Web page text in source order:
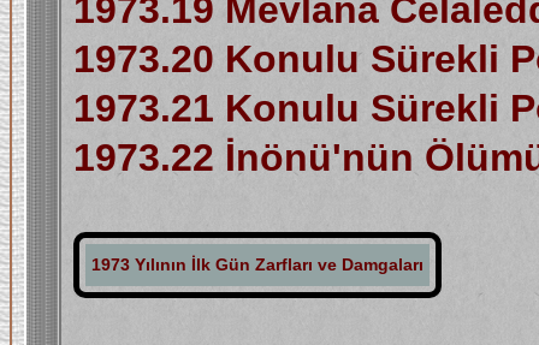
1973.19 Mevlana
1973.20 Konulu Sürekli
1973.21 Konulu Sürekli
1973.22 İnönü'nün
1973 Yılının İlk Gün Zarfları ve Damgaları